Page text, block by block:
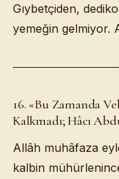
Gıybetçiden,
yemeğin gelmiyor.
16. «Bu Zamanda
Kalkmadı; Hâcı
Allâh muhâfaza
kalbin